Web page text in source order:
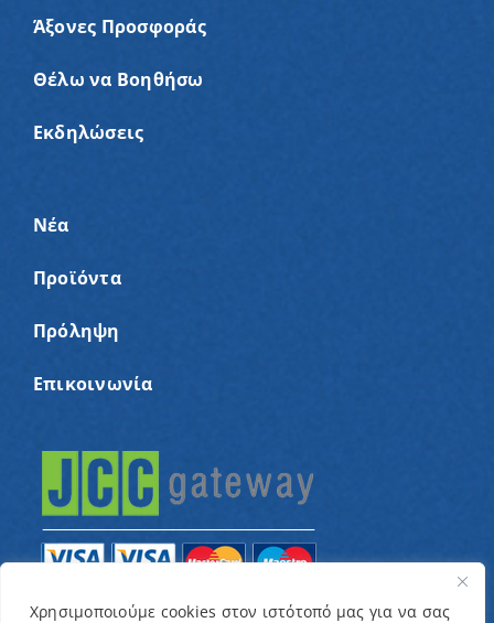
Χρησιμοποιούμε cookies στον ιστότοπό μας για να σας
Άξονες Προσφοράς
Θέλω να Βοηθήσω
Εκδηλώσεις
Νέα
Προϊόντα
Πρόληψη
Επικοινωνία